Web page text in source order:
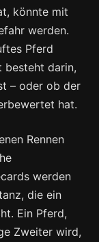
könnte mit
werden.
Pferd
besteht darin,
– oder ob der
hat.
Rennen
werden
die ein
Ein Pferd,
Zweiter wird,